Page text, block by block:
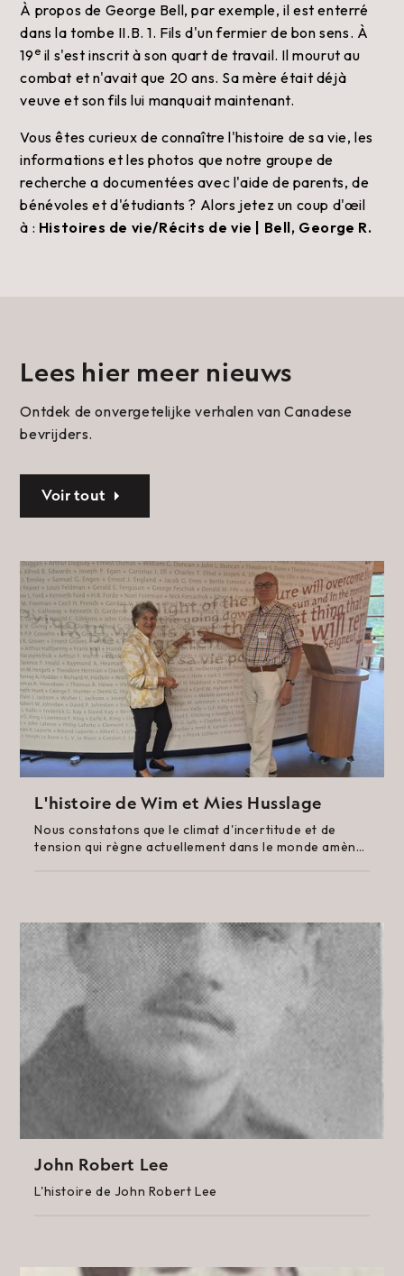
À propos de George Bell, par exemple, il est enterré
dans la tombe II.B. 1. Fils d'un fermier de bon sens. À
19 e il s'est inscrit à son quart de travail. Il mourut au
combat et n'avait que 20 ans. Sa mère était déjà
veuve et son fils lui manquait maintenant.
Vous êtes curieux de connaître l'histoire de sa vie, les
informations et les photos que notre groupe de
recherche a documentées avec l'aide de parents, de
bénévoles et d'étudiants ? Alors jetez un coup d'œil
à : Histoires de vie/Récits de vie | Bell, George R.
Lees hier meer nieuws
Ontdek de onvergetelijke verhalen van Canadese
bevrijders.
Voir tout
L'histoire de Wim et Mies Husslage
Nous constatons que le climat d'incertitude et de
tension qui règne actuellement dans le monde amène
John Robert Lee
L'histoire de John Robert Lee